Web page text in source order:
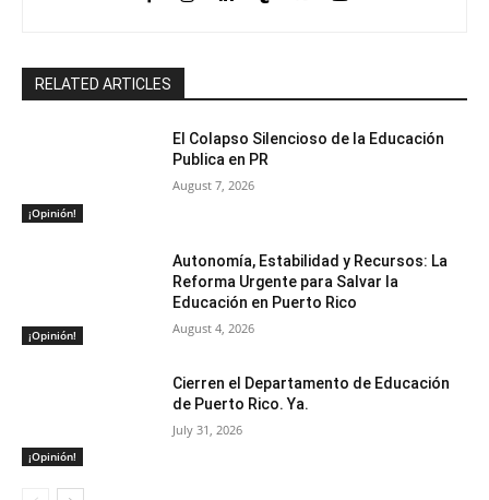
RELATED ARTICLES
¡Opinión!
El Colapso Silencioso de la Educación
Publica en PR
August 7, 2026
¡Opinión!
Autonomía, Estabilidad y Recursos: La
Reforma Urgente para Salvar la
Educación en Puerto Rico
August 4, 2026
¡Opinión!
Cierren el Departamento de Educación
de Puerto Rico. Ya.
July 31, 2026